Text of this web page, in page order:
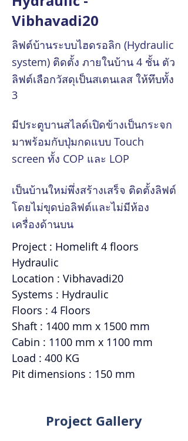
Vibhavadi20
ลิฟต์บ้านระบบไฮดรอลิก (Hydraulic
system) ติดตั้ง ภายในบ้าน 4 ชั้น ตัว
ลิฟต์เลือกวัสดุเป็นสเตนเลส ให้ทึบทั้ง
3
มีประตูบานสไลด์เปิดข้างเป็นกระจก
มาพร้อมกับปุ่มกดแบบ Touch
screen ทั้ง COP และ LOP
เป็นบ้านใหม่พึ่งสร้างเสร็จ ติดตั้งลิฟต์
โดยไม่ขุดบ่อลิฟต์และไม่มีห้อง
เครื่องด้านบน
Project : Homelift 4 floors
Hydraulic
Location : Vibhavadi20
Systems : Hydraulic
Floors : 4 Floors
Shaft : 1400 mm x 1500 mm
Cabin : 1100 mm x 1100 mm
Load : 400 KG
Pit dimensions : 150 mm
Project Gallery